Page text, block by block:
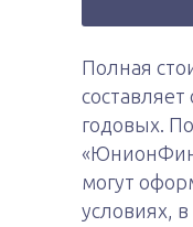
Полная
годовых.
могут
условиях,